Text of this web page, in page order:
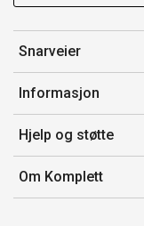
Snarveier
Min side
Ordreoversikt
Flex
Komplett Club
Informasjon
Salgsbetingelser
Medlemsvilkår for
Merker/produsent
Hjelp og støtte
Kontakt oss
Kundeservice
Om Komplett